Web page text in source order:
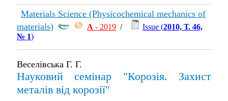
Materials Science (Physicochemical mechanics of
materials)
А - 2019 / Issue (2010, Т. 46,
№ 1)
Веселівська Г. Г.
Науковий семінар "Корозія. Захист
металів від корозії"